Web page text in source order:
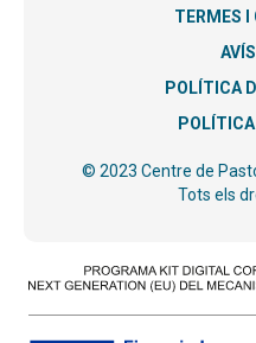
TERMES I
POLÍTICA
POLÍTICA
© 2023 Centre de
Tots els